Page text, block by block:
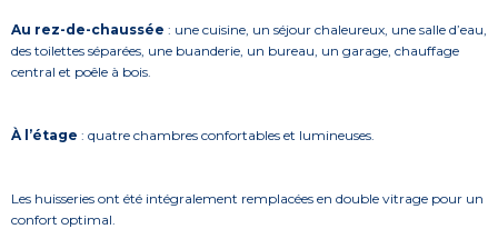
Au rez-de-chaussée : une cuisine, un séjour chaleureux, une salle d’eau,
des toilettes séparées, une buanderie, un bureau, un garage, chauffage
central et poêle à bois.
À l’étage : quatre chambres confortables et lumineuses.
Les huisseries ont été intégralement remplacées en double vitrage pour un
confort optimal.